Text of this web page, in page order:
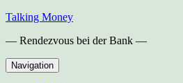
Skip
content
Talking Money
— Rendezvous bei der Bank —
Navigation